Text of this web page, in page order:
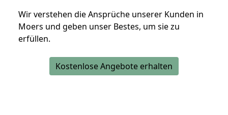
Wir verstehen die Ansprüche unserer Kunden in
Moers und geben unser Bestes, um sie zu
erfüllen.
Kostenlose Angebote erhalten